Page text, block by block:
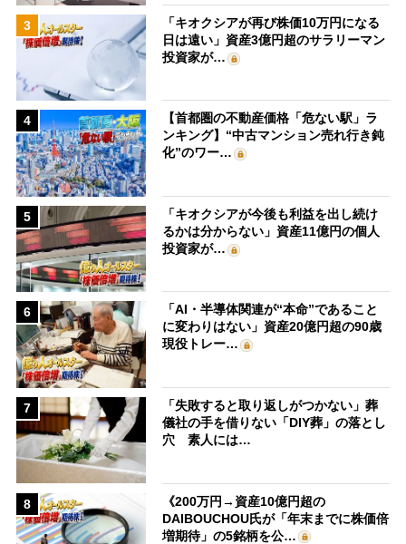
3
「キオクシアが再び株価10万円になる
日は遠い」資産3億円超のサラリーマン
投資家が…
4
【首都圏の不動産価格「危ない駅」ラ
ンキング】“中古マンション売れ行き鈍
化”のワー…
5
「キオクシアが今後も利益を出し続け
るかは分からない」資産11億円の個人
投資家が…
6
「AI・半導体関連が“本命”であること
に変わりはない」資産20億円超の90歳
現役トレー…
7
「失敗すると取り返しがつかない」葬
儀社の手を借りない「DIY葬」の落とし
穴 素人には…
8
《200万円→資産10億円超の
DAIBOUCHOU氏が「年末までに株価倍
増期待」の5銘柄を公…